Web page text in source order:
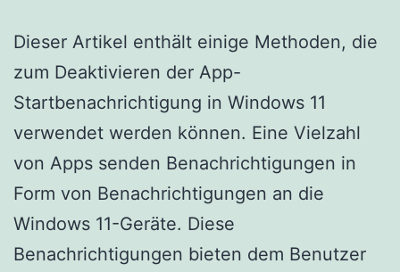
Dieser Artikel enthält einige Methoden, die
zum Deaktivieren der App-
Startbenachrichtigung in Windows 11
verwendet werden können. Eine Vielzahl
von Apps senden Benachrichtigungen in
Form von Benachrichtigungen an die
Windows 11-Geräte. Diese
Benachrichtigungen bieten dem Benutzer